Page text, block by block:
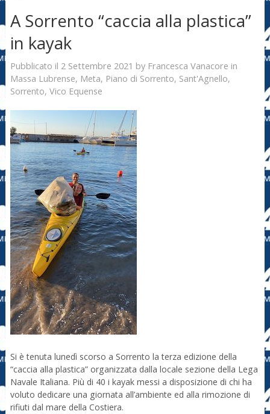
A Sorrento “caccia alla plastica”
in kayak
Pubblicato il 2 Settembre 2021 by Francesca Vanacore in
Massa Lubrense, Meta, Piano di Sorrento, Sant'Agnello,
Sorrento, Vico Equense
Si è tenuta lunedì scorso a Sorrento la terza edizione della
“caccia alla plastica” organizzata dalla locale sezione della Lega
Navale Italiana. Più di 40 i kayak messi a disposizione di chi ha
voluto dedicare una giornata all’ambiente ed alla rimozione di
rifiuti dal mare della Costiera.